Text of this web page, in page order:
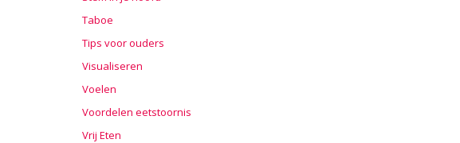
Taboe
Tips voor ouders
Visualiseren
Voelen
Voordelen eetstoornis
Vrij Eten